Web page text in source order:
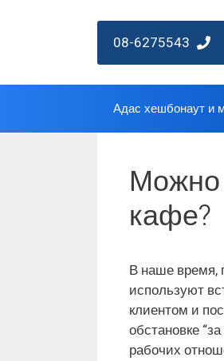
08-6275543
Адас хешбонаут и
Можно
кафе?
В наше время,
используют
клиентом и
обстановке
рабочих